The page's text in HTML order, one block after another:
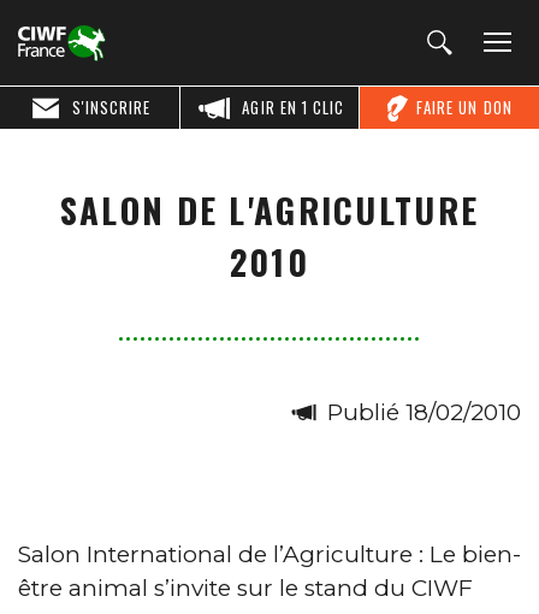
FAIRE UN DON
AGIR EN 1 CLIC
S'INSCRIRE
SALON DE L'AGRICULTURE
2010
Publié 18/02/2010
Salon International de l’Agriculture : Le bien-
être animal s’invite sur le stand du CIWF